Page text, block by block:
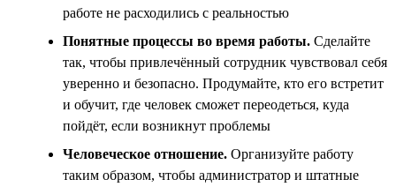
работе не расходились с реальностью
Понятные процессы во время работы. Сделайте
так, чтобы привлечённый сотрудник чувствовал себя
уверенно и безопасно. Продумайте, кто его встретит
и обучит, где человек сможет переодеться, куда
пойдёт, если возникнут проблемы
Человеческое отношение. Организуйте работу
таким образом, чтобы администратор и штатные